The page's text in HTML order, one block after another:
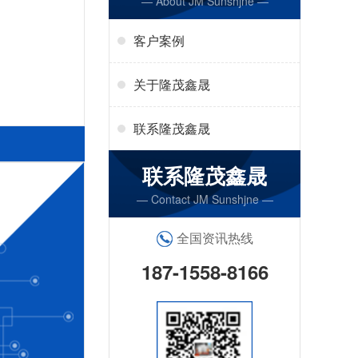
客户案例
关于隆茂鑫晟
联系隆茂鑫晟
联系隆茂鑫晟
— Contact JM Sunshjne —
全国资讯热线
187-1558-8166